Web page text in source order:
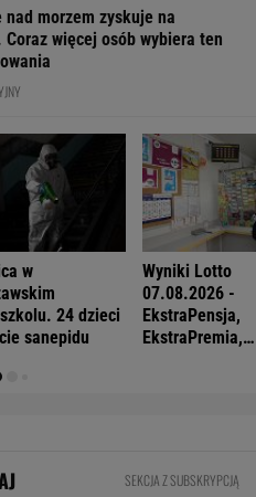
nad morzem zyskuje na
więcej osób wybiera ten
w
24 dzieci
sanepidu
Wyniki Lotto
07.08.2026 -
EkstraPensja,
EkstraPremia,
SEKCJA Z SUBSKRYPCJĄ